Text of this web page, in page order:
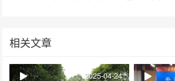
相关文章
2025-04-24